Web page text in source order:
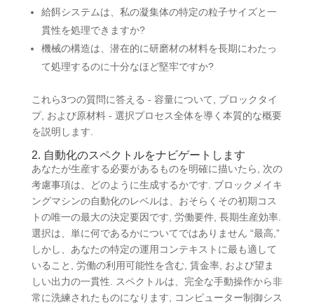
給餌システムは、私の凝集体の特定の粒子サイズと一
貫性を処理できますか?
機械の構造は、潜在的に研磨材の材料を長期にわたっ
て処理するのに十分なほど堅牢ですか?
これら3つの質問に答える - 容量について, ブロックタイ
プ, および原材料 - 選択プロセス全体を導く本質的な概要
を説明します.
2. 自動化のスペクトルをナビゲートします
あなたが生産する必要があるものを明確に描いたら, 次の
考慮事項は、どのように生成するかです. ブロックメイキ
ングマシンの自動化のレベルは、おそらくその初期コス
トの唯一の最大の決定要因です, 労働要件, 長期生産効率.
選択は、単に何であるかについてではありません “最高,”
しかし、あなたの特定の運用コンテキストに最も適して
いること, 労働の利用可能性を含む, 賃金率, および望ま
しい出力の一貫性. スペクトルは、完全な手動操作から非
常に洗練されたものになります, コンピューター制御シス